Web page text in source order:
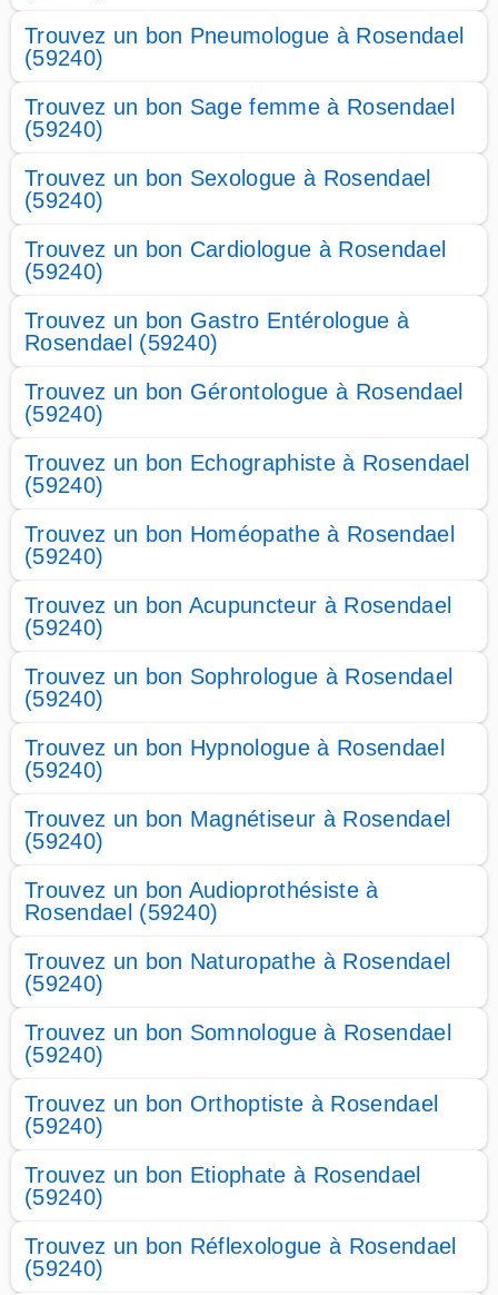
Trouvez un bon Pneumologue à Rosendael
(59240)
Trouvez un bon Sage femme à Rosendael
(59240)
Trouvez un bon Sexologue à Rosendael
(59240)
Trouvez un bon Cardiologue à Rosendael
(59240)
Trouvez un bon Gastro Entérologue à
Rosendael (59240)
Trouvez un bon Gérontologue à Rosendael
(59240)
Trouvez un bon Echographiste à Rosendael
(59240)
Trouvez un bon Homéopathe à Rosendael
(59240)
Trouvez un bon Acupuncteur à Rosendael
(59240)
Trouvez un bon Sophrologue à Rosendael
(59240)
Trouvez un bon Hypnologue à Rosendael
(59240)
Trouvez un bon Magnétiseur à Rosendael
(59240)
Trouvez un bon Audioprothésiste à
Rosendael (59240)
Trouvez un bon Naturopathe à Rosendael
(59240)
Trouvez un bon Somnologue à Rosendael
(59240)
Trouvez un bon Orthoptiste à Rosendael
(59240)
Trouvez un bon Etiophate à Rosendael
(59240)
Trouvez un bon Réflexologue à Rosendael
(59240)